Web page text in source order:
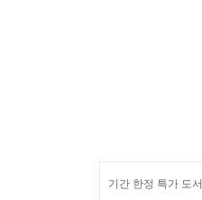
기간 한정 특가 도서